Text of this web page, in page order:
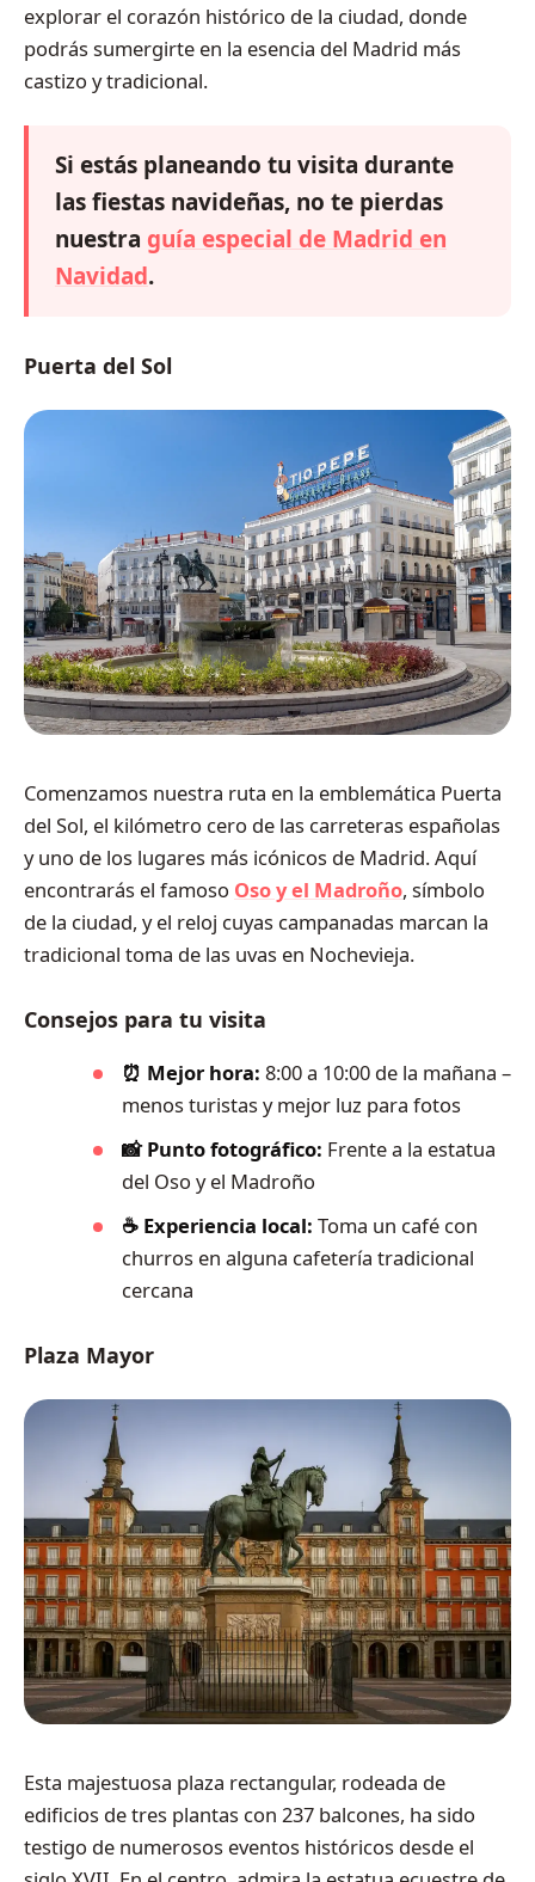
explorar el corazón histórico de la ciudad, donde
podrás sumergirte en la esencia del Madrid más
castizo y tradicional.
Si estás planeando tu visita durante
las fiestas navideñas, no te pierdas
nuestra guía especial de Madrid en
Navidad.
Puerta del Sol
Comenzamos nuestra ruta en la emblemática Puerta
del Sol, el kilómetro cero de las carreteras españolas
y uno de los lugares más icónicos de Madrid. Aquí
encontrarás el famoso Oso y el Madroño, símbolo
de la ciudad, y el reloj cuyas campanadas marcan la
tradicional toma de las uvas en Nochevieja.
Consejos para tu visita
⏰ Mejor hora: 8:00 a 10:00 de la mañana –
menos turistas y mejor luz para fotos
📸 Punto fotográfico: Frente a la estatua
del Oso y el Madroño
☕ Experiencia local: Toma un café con
churros en alguna cafetería tradicional
cercana
Plaza Mayor
Esta majestuosa plaza rectangular, rodeada de
edificios de tres plantas con 237 balcones, ha sido
testigo de numerosos eventos históricos desde el